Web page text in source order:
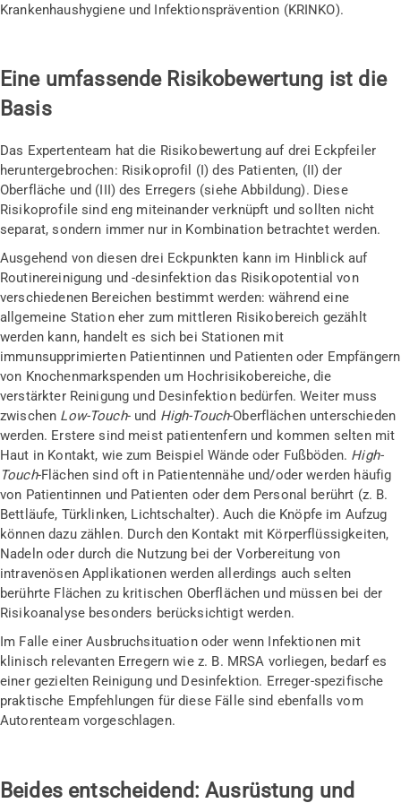
Krankenhaushygiene und Infektionsprävention (KRINKO).
Eine umfassende Risikobewertung ist die
Basis
Das Expertenteam hat die Risikobewertung auf drei Eckpfeiler
heruntergebrochen: Risikoprofil (I) des Patienten, (II) der
Oberfläche und (III) des Erregers (siehe Abbildung). Diese
Risikoprofile sind eng miteinander verknüpft und sollten nicht
separat, sondern immer nur in Kombination betrachtet werden.
Ausgehend von diesen drei Eckpunkten kann im Hinblick auf
Routinereinigung und -desinfektion das Risikopotential von
verschiedenen Bereichen bestimmt werden: während eine
allgemeine Station eher zum mittleren Risikobereich gezählt
werden kann, handelt es sich bei Stationen mit
immunsupprimierten Patientinnen und Patienten oder Empfängern
von Knochenmarkspenden um Hochrisikobereiche, die
verstärkter Reinigung und Desinfektion bedürfen. Weiter muss
zwischen Low-Touch- und High-Touch-Oberflächen unterschieden
werden. Erstere sind meist patientenfern und kommen selten mit
Haut in Kontakt, wie zum Beispiel Wände oder Fußböden. High-
Touch-Flächen sind oft in Patientennähe und/oder werden häufig
von Patientinnen und Patienten oder dem Personal berührt (z. B.
Bettläufe, Türklinken, Lichtschalter). Auch die Knöpfe im Aufzug
können dazu zählen. Durch den Kontakt mit Körperflüssigkeiten,
Nadeln oder durch die Nutzung bei der Vorbereitung von
intravenösen Applikationen werden allerdings auch selten
berührte Flächen zu kritischen Oberflächen und müssen bei der
Risikoanalyse besonders berücksichtigt werden.
Im Falle einer Ausbruchsituation oder wenn Infektionen mit
klinisch relevanten Erregern wie z. B. MRSA vorliegen, bedarf es
einer gezielten Reinigung und Desinfektion. Erreger-spezifische
praktische Empfehlungen für diese Fälle sind ebenfalls vom
Autorenteam vorgeschlagen.
Beides entscheidend: Ausrüstung und